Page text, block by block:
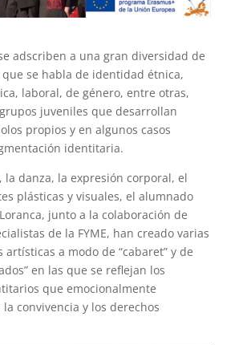
adscriben a una gran diversidad de
se habla de identidad étnica,
laboral, de género, entre otras,
juveniles que desarrollan
propios y en algunos casos
identitaria.
la danza, la expresión corporal, el
plásticas y visuales, el alumnado
junto a la colaboración de
de la FYME, han creado varias
artísticas a modo de “cabaret” y de
en las que se reflejan los
que emocionalmente
convivencia y los derechos